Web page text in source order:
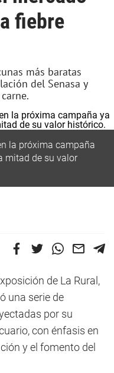
fiebre
más baratas
del Senasa y
la próxima campaña
mitad de su valor
de La Rural,
una serie de
por su
con énfasis en
y el fomento del